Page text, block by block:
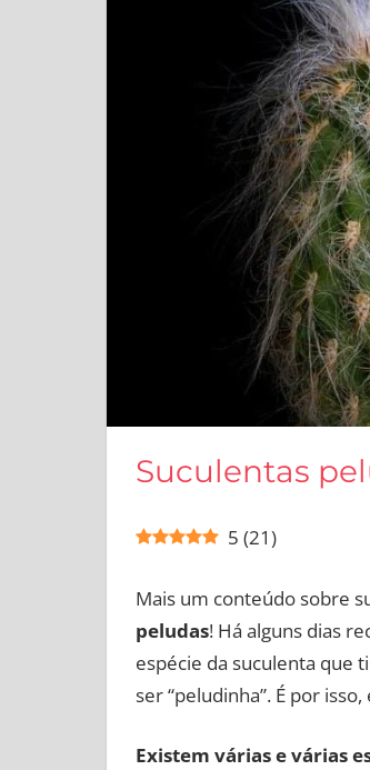
Suculentas
5 (21)
Mais um conteúdo sobre
peludas! Há alguns dias
espécie da suculenta que
ser “peludinha”. É por
Existem várias e várias